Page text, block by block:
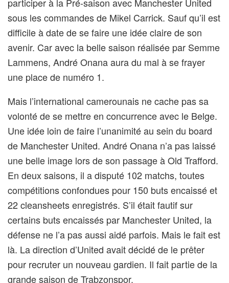
participer à la Pré-saison avec Manchester United
sous les commandes de Mikel Carrick. Sauf qu’il est
difficile à date de se faire une idée claire de son
avenir. Car avec la belle saison réalisée par Semme
Lammens, André Onana aura du mal à se frayer
une place de numéro 1.
Mais l’international camerounais ne cache pas sa
volonté de se mettre en concurrence avec le Belge.
Une idée loin de faire l’unanimité au sein du board
de Manchester United. André Onana n’a pas laissé
une belle image lors de son passage à Old Trafford.
En deux saisons, il a disputé 102 matchs, toutes
compétitions confondues pour 150 buts encaissé et
22 cleansheets enregistrés. S’il était fautif sur
certains buts encaissés par Manchester United, la
défense ne l’a pas aussi aidé parfois. Mais le fait est
là. La direction d’United avait décidé de le prêter
pour recruter un nouveau gardien. Il fait partie de la
grande saison de Trabzonspor.